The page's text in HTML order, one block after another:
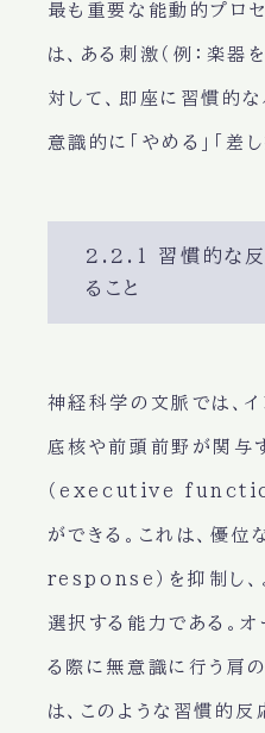
最も重要な能動的プロ
は、ある刺激（例：楽器
対して、即座に習慣的
意識的に「やめる」「差
2.2.1 習慣的な反
ること
神経科学の文脈では、イ
底核や前頭前野が関与
（executive function
ができる。これは、優
response）を抑制し、
選択する能力である。
る際に無意識に行う肩
は、このような習慣的反